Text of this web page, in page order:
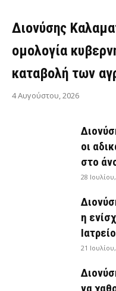
Διονύσης
ομολογία
καταβολή των
4 Αυγούστου, 2026
οι
στο
28
η
21